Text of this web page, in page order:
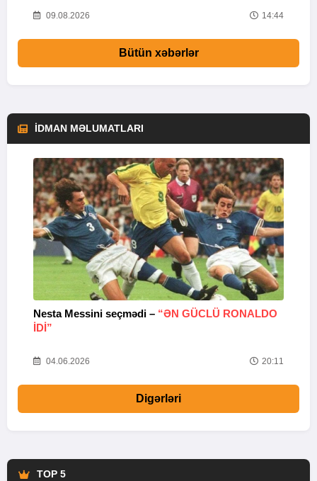
09.08.2026 14:44
Bütün xəbərlər
İDMAN MƏLUMATLARI
Nesta Messini seçmədi – “ƏN GÜCLÜ RONALDO
IDI”
04.06.2026 20:11
Digərləri
TOP 5